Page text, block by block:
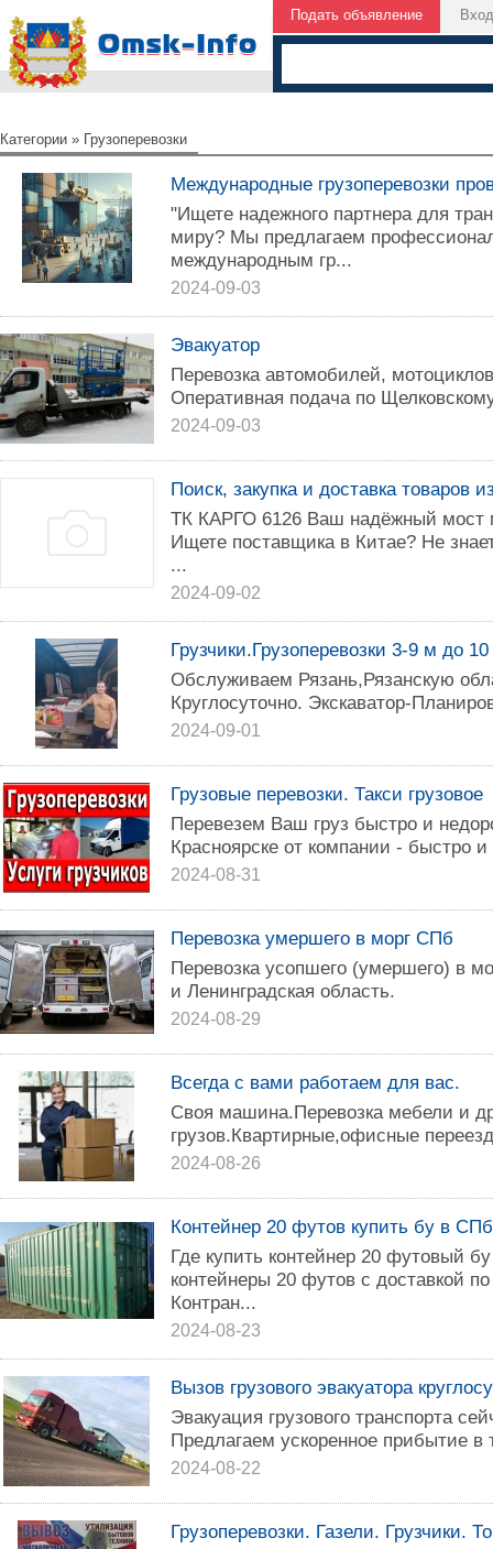
Подать объявление Вход
Категории » Грузоперевозки
Международные грузоперевозки
"Ищете надежного партнера для
миру? Мы предлагаем
международным гр...
2024-09-03
Эвакуатор
Перевозка автомобилей,
Оперативная подача по
2024-09-03
Поиск, закупка и доставка товаров
ТК КАРГО 6126 Ваш надёжный мост
Ищете поставщика в Китае? Не
...
2024-09-02
Грузчики.Грузоперевозки 3-9 м до
Обслуживаем Рязань,Рязанскую
Круглосуточно. Экскаватор-
2024-09-01
Грузовые перевозки. Такси грузовое
Перевезем Ваш груз быстро и
Красноярске от компании - быстро и
2024-08-31
Перевозка умершего в морг СПб
Перевозка усопшего (умершего) в
и Ленинградская область.
2024-08-29
Всегда с вами работаем для вас.
Своя машина.Перевозка мебели и
грузов.Квартирные,офисные
2024-08-26
Контейнер 20 футов купить бу в СПб
Где купить контейнер 20 футовый
контейнеры 20 футов с доставкой
Контран...
2024-08-23
Вызов грузового эвакуатора
Эвакуация грузового транспорта
Предлагаем ускоренное прибытие в
2024-08-22
Грузоперевозки. Газели. Грузчики.